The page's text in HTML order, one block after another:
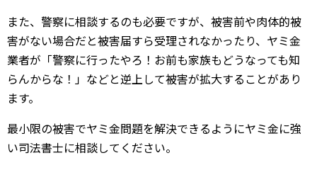
また、警察に相談するのも必要ですが、被害前や肉体的被
害がない場合だと被害届すら受理されなかったり、ヤミ金
業者が「警察に行ったやろ！お前も家族もどうなっても知
らんからな！」などと逆上して被害が拡大することがあり
ます。
最小限の被害でヤミ金問題を解決できるようにヤミ金に強
い司法書士に相談してください。